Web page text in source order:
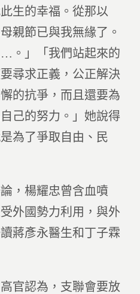
生的幸福。從那以
親節已與我無緣了。
。」「我們站起來的
尋求正義，公正解決
的抗爭，而且還要為
己的努力。」她說得
為了爭取自由、民
，楊耀忠曾含血噴
外國勢力利用，與外
蔣彥永醫生和丁子霖
官認為，支聯會要放